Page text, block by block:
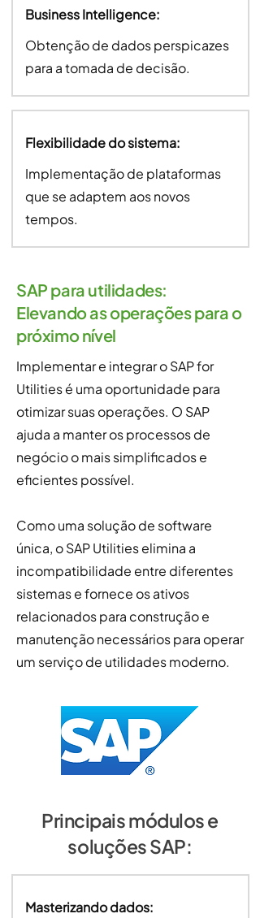
Business Intelligence:
Obtenção de dados perspicazes
para a tomada de decisão.
Flexibilidade do sistema:
Implementação de plataformas
que se adaptem aos novos
tempos.
SAP para utilidades:
Elevando as operações para o
próximo nível
Implementar e integrar o SAP for
Utilities é uma oportunidade para
otimizar suas operações. O SAP
ajuda a manter os processos de
negócio o mais simplificados e
eficientes possível.
Como uma solução de software
única, o SAP Utilities elimina a
incompatibilidade entre diferentes
sistemas e fornece os ativos
relacionados para construção e
manutenção necessários para operar
um serviço de utilidades moderno.
Principais módulos e
soluções SAP:
Masterizando dados: